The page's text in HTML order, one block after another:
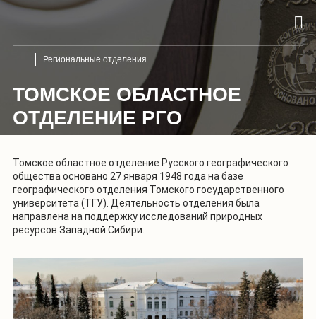
Региональные отделения
ТОМСКОЕ ОБЛАСТНОЕ
ОТДЕЛЕНИЕ РГО
Томское областное отделение Русского географического
общества основано 27 января 1948 года на базе
географического отделения Томского государственного
университета (ТГУ). Деятельность отделения была
направлена на поддержку исследований природных
ресурсов Западной Сибири.